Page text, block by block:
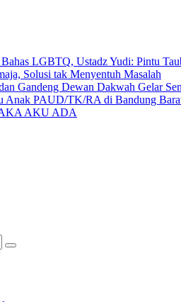
LGBTQ, Ustadz Yudi: Pintu
Solusi tak Menyentuh Masalah
Gandeng Dewan Dakwah Gelar
Anak PAUD/TK/RA di Bandung
AKU ADA